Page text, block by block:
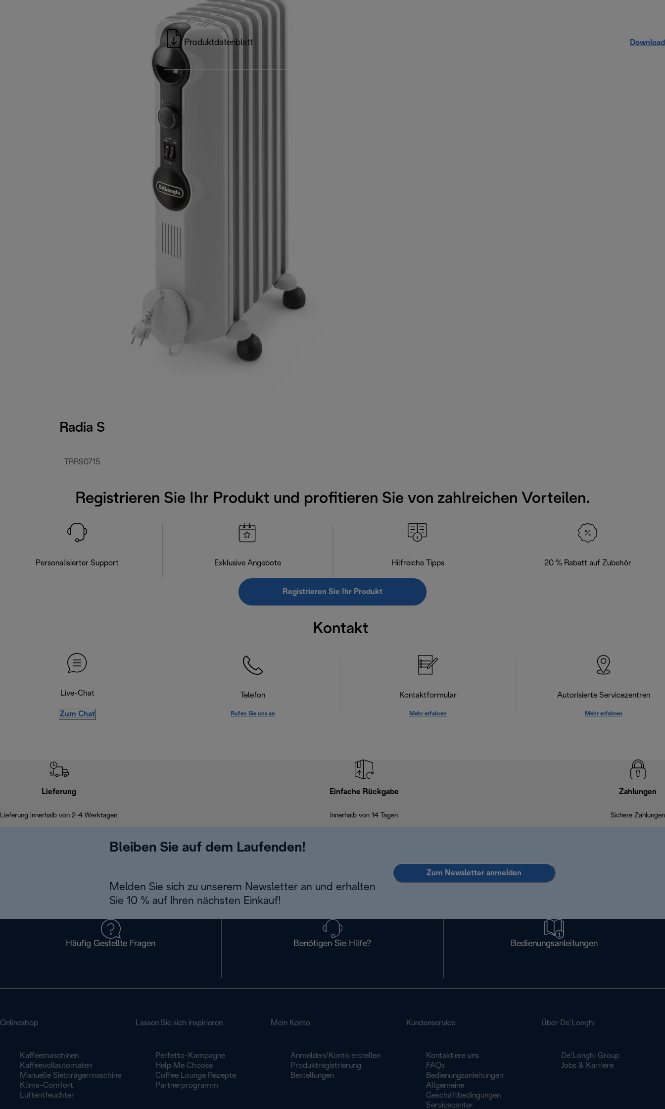
Radia S
TRRS0715
Produktdatenblatt Download
Registrieren Sie Ihr Produkt und profitieren Sie von zahlreichen Vorteilen.
Personalisierter Support Exklusive Angebote Hilfreiche Tipps 20 % Rabatt auf Zubehör
Registrieren Sie Ihr Produkt
Kontakt
Live-Chat
Zum Chat
Telefon
Rufen Sie uns an
Kontaktformular
Mehr erfahren
Autorisierte Servicezentren
Mehr erfahren
Lieferung
Lieferung innerhalb von 2-4 Werktagen
Einfache Rückgabe
Innerhalb von 14 Tagen
Zahlungen
Sichere Zahlungen
Bleiben Sie auf dem Laufenden!
Melden Sie sich zu unserem Newsletter an und erhalten
Sie 10 % auf Ihren nächsten Einkauf!
Zum Newsletter anmelden
Häufig Gestellte Fragen Benötigen Sie Hilfe? Bedienungsanleitungen
Onlineshop
Kaffeemaschinen
Kaffeevollautomaten
Manuelle Siebträgermaschine
Klima-Comfort
Luftentfeuchter
Lassen Sie sich inspirieren
Perfetto-Kampagne
Help Me Choose
Coffee Lounge Rezepte
Partnerprogramm
Mein Konto
Anmelden/Konto erstellen
Produktregistrierung
Bestellungen
Kundenservice
Kontaktiere uns
FAQs
Bedienungsanleitungen
Allgemeine
Geschäftbedingungen
Servicecenter
Über De’Longhi
De’Longhi Group
Jobs & Karriere